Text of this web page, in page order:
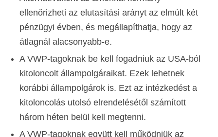
ellenőrizheti az elutasítási arányt az elmúlt két
pénzügyi évben, és megállapíthatja, hogy az
átlagnál alacsonyabb-e.
A VWP-tagoknak be kell fogadniuk az USA-ból
kitoloncolt állampolgáraikat. Ezek lehetnek
korábbi állampolgárok is. Ezt az intézkedést a
kitoloncolás utolsó elrendelésétől számított
három héten belül kell megtenni.
A VWP-tagoknak együtt kell működniük az